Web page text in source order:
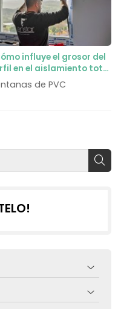
influye el grosor del
en el aislamiento total
la ventana?
de PVC